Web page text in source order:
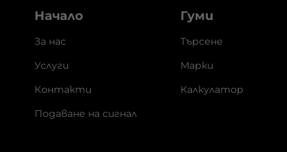
Начало
За нас
Услуги
Контакти
Подаване на сигнал
Гуми
Търсене
Марки
Калкулатор